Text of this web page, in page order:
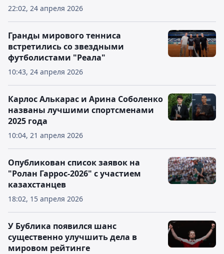
22:02, 24 апреля 2026
10:43, 24 апреля 2026
Гранды мирового тенниса
встретились со звездными
футболистами "Реала"
10:04, 21 апреля 2026
Карлос Алькарас и Арина Соболенко
названы лучшими спортсменами
2025 года
18:02, 15 апреля 2026
Опубликован список заявок на
"Ролан Гаррос-2026" с участием
казахстанцев
У Бублика появился шанс
существенно улучшить дела в
мировом рейтинге